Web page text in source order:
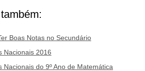
Boas Notas no Secundário
Nacionais 2016
Nacionais do 9º Ano de Matemática